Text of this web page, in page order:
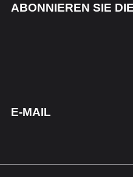
ABONNIEREN SIE
E-MAIL